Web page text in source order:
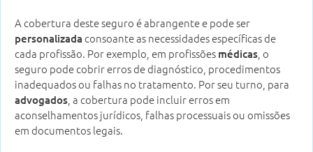
A cobertura deste seguro é abrangente e pode ser
personalizada consoante as necessidades específicas de
cada profissão. Por exemplo, em profissões médicas , o
seguro pode cobrir erros de diagnóstico, procedimentos
inadequados ou falhas no tratamento. Por seu turno, para
advogados , a cobertura pode incluir erros em
aconselhamentos jurídicos, falhas processuais ou omissões
em documentos legais.